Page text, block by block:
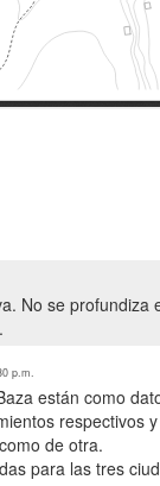
No se
p.m.
están como
de otra.